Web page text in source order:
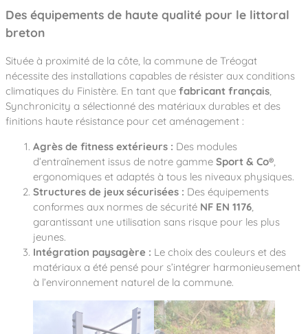
Des équipements de haute qualité pour le littoral
breton
Située à proximité de la côte, la commune de Tréogat
nécessite des installations capables de résister aux conditions
climatiques du Finistère. En tant que fabricant français
Synchronicity a sélectionné des matériaux durables et des
finitions haute résistance pour cet aménagement :
Agrès de fitness extérieurs : Des modules
d’entraînement issus de notre gamme Sport & Co®
ergonomiques et adaptés à tous les niveaux physiques.
Structures de jeux sécurisées : Des équipements
conformes aux normes de sécurité NF EN 1176
garantissant une utilisation sans risque pour les plus
jeunes.
Intégration paysagère : Le choix des couleurs et des
matériaux a été pensé pour s’intégrer harmonieusement
à l’environnement naturel de la commune.